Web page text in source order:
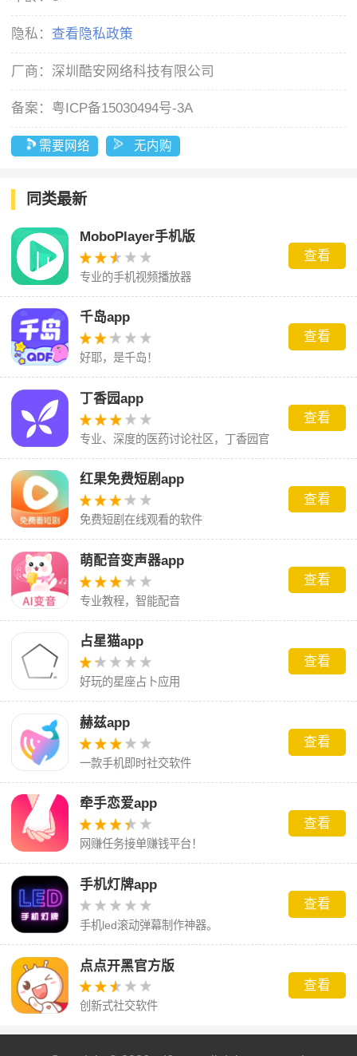
隐私： 查看隐私政策
厂商： 深圳酷安网络科技有限公司
备案： 粤ICP备15030494号-3A
需要网络 无内购
同类最新
MoboPlayer手机版
专业的手机视频播放器
查看
千岛app
好耶，是千岛！
查看
丁香园app
专业、深度的医药讨论社区，丁香园官
方应用
查看
红果免费短剧app
免费短剧在线观看的软件
查看
萌配音变声器app
专业教程，智能配音
查看
占星猫app
好玩的星座占卜应用
查看
赫兹app
一款手机即时社交软件
查看
牵手恋爱app
网赚任务接单赚钱平台！
查看
手机灯牌app
手机led滚动弹幕制作神器。
查看
点点开黑官方版
创新式社交软件
查看